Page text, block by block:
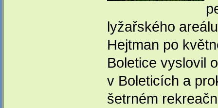
lyžařského
Hejtman po
Boletice vyslovil
v Boleticích a
šetrném